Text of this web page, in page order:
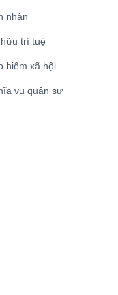
nhân
trí tuệ
hiểm xã hội
vụ quân sự